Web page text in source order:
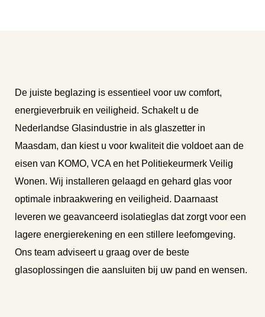
De juiste beglazing is essentieel voor uw comfort,
energieverbruik en veiligheid. Schakelt u de
Nederlandse Glasindustrie in als glaszetter in
Maasdam, dan kiest u voor kwaliteit die voldoet aan de
eisen van KOMO, VCA en het Politiekeurmerk Veilig
Wonen. Wij installeren gelaagd en gehard glas voor
optimale inbraakwering en veiligheid. Daarnaast
leveren we geavanceerd isolatieglas dat zorgt voor een
lagere energierekening en een stillere leefomgeving.
Ons team adviseert u graag over de beste
glasoplossingen die aansluiten bij uw pand en wensen.